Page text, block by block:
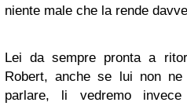
niente male che la rende
Lei da sempre pronta a
Robert, anche se lui non
parlare, li vedremo